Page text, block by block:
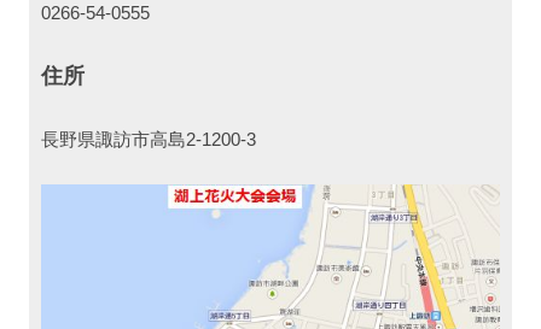
0266-54-0555
住所
長野県諏訪市高島2-1200-3